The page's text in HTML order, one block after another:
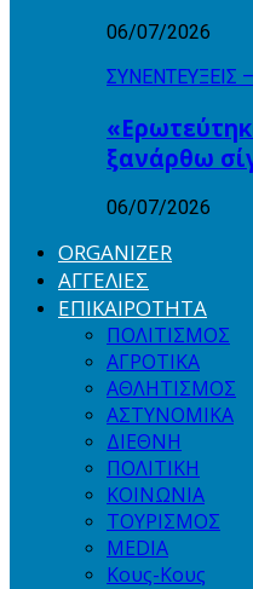
06/07/2026
ΣΥΝΕΝΤΕΥΞΕΙΣ
ξανάρθω
06/07/2026
ORGANIZER
ΑΓΓΕΛΙΕΣ
ΕΠΙΚΑΙΡΟΤΗΤΑ
ΠΟΛΙΤΙΣΜΟΣ
ΑΓΡΟΤΙΚΑ
ΑΘΛΗΤΙΣΜΟΣ
ΑΣΤΥΝΟΜΙΚΑ
ΔΙΕΘΝΗ
ΠΟΛΙΤΙΚΗ
ΚΟΙΝΩΝΙΑ
ΤΟΥΡΙΣΜΟΣ
MEDIA
Κους-Κους